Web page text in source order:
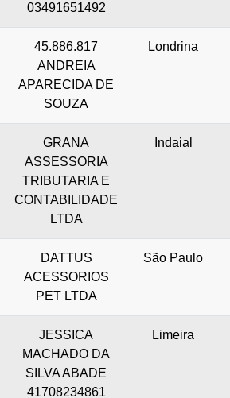
03491651492
45.886.817
ANDREIA
APARECIDA DE
SOUZA
Londrina
GRANA
ASSESSORIA
TRIBUTARIA E
CONTABILIDADE
LTDA
Indaial
DATTUS
ACESSORIOS
PET LTDA
São Paulo
JESSICA
MACHADO DA
SILVA ABADE
41708234861
Limeira